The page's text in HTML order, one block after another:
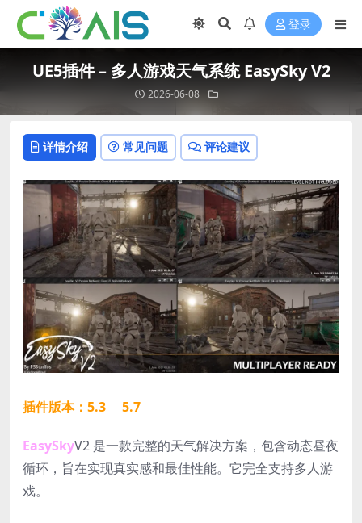
登录
UE5插件 – 多人游戏天气系统 EasySky V2
2026-06-08
详情介绍 常见问题 评论建议
插件版本：5.3 5.7
EasySkyV2 是一款完整的天气解决方案，包含动态昼夜
循环，旨在实现真实感和最佳性能。它完全支持多人游
戏。